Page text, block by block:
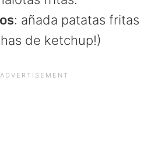
: añada patatas fritas
de ketchup!)